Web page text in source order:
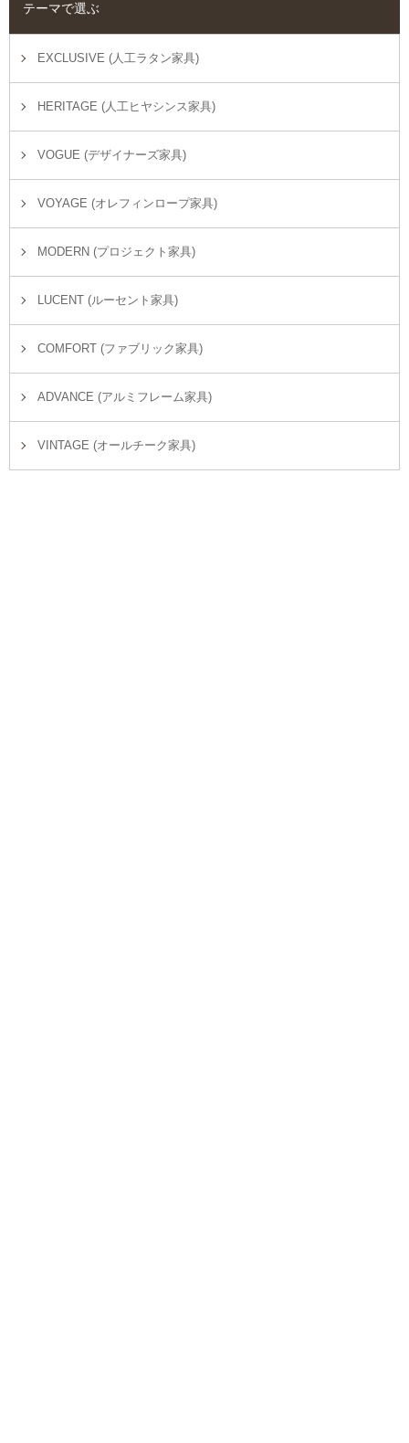
テーマで選ぶ
EXCLUSIVE (人工ラタン家具)
HERITAGE (人工ヒヤシンス家具)
VOGUE (デザイナーズ家具)
VOYAGE (オレフィンロープ家具)
MODERN (プロジェクト家具)
LUCENT (ルーセント家具)
COMFORT (ファブリック家具)
ADVANCE (アルミフレーム家具)
VINTAGE (オールチーク家具)